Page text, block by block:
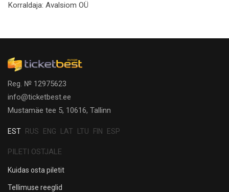
Korraldaja: Avalsiom OÜ
Reg. № 12975623
info@ticketbest.ee
Mustamäe tee 5, 10616, Tallinn
EST RUS ENG LAT LTU FIN ESP
PILETI OSTJALE
Kuidas osta piletit
Tellimuse reeglid